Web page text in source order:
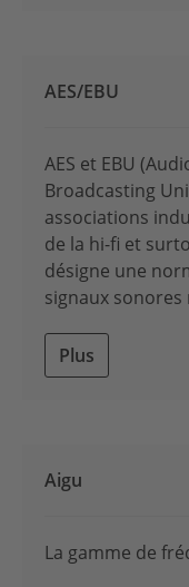
AES/EBU
AES et EBU
Broadcasting
associations
de la hi-fi et
désigne une
signaux
Plus
Aigu
La gamme de